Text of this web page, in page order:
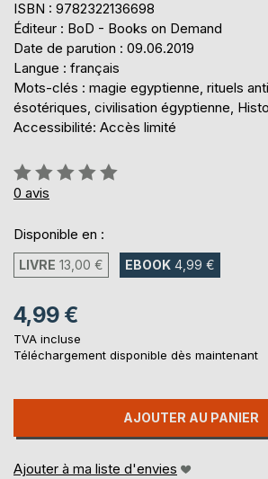
ISBN : 9782322136698
Éditeur : BoD - Books on Demand
Date de parution : 09.06.2019
Langue : français
Mots-clés : magie egyptienne, rituels
ésotériques, civilisation égyptienne,
Accessibilité: Accès limité
Évaluation:
0%
0 avis
Disponible en :
LIVRE 13,00 € EBOOK 4,99 €
4,99 €
TVA incluse
Téléchargement disponible dès maintenant
AJOUTER AU PANIER
Ajouter à ma liste d'envies